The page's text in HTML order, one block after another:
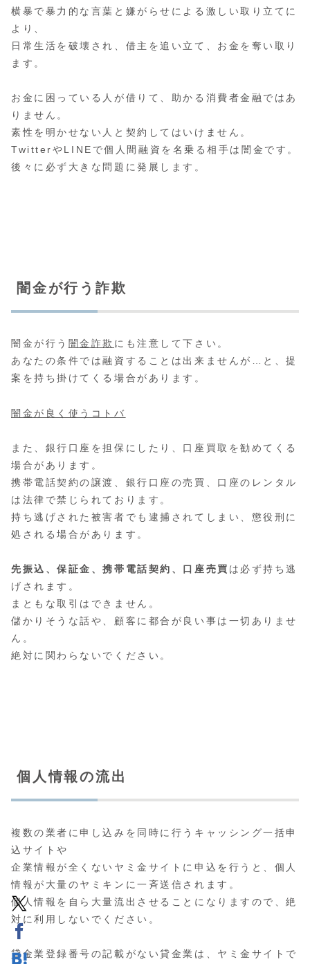
横暴で暴力的な言葉と嫌がらせによる激しい取り立てに
より、
日常生活を破壊され、借主を追い立て、お金を奪い取り
ます。
お金に困っている人が借りて、助かる消費者金融ではあ
りません。
素性を明かせない人と契約してはいけません。
TwitterやLINEで個人間融資を名乗る相手は闇金です。
後々に必ず大きな問題に発展します。
闇金が行う詐欺
闇金が行う 闇金詐欺 にも注意して下さい。
あなたの条件では融資することは出来ませんが…と、提
案を持ち掛けてくる場合があります。
闇金が良く使うコトバ
また、銀行口座を担保にしたり、口座買取を勧めてくる
場合があります。
携帯電話契約の譲渡、銀行口座の売買、口座のレンタル
は法律で禁じられております。
持ち逃げされた被害者でも逮捕されてしまい、懲役刑に
処される場合があります。
先振込、保証金、携帯電話契約、口座売買 は必ず持ち逃
げされます。
まともな取引はできません。
儲かりそうな話や、顧客に都合が良い事は一切ありませ
ん。
絶対に関わらないでください。
個人情報の流出
複数の業者に申し込みを同時に行うキャッシング一括申
込サイトや
企業情報が全くないヤミ金サイトに申込を行うと、個人
情報が大量のヤミキンに一斉送信されます。
個人情報を自ら大量流出させることになりますので、絶
対に利用しないでください。
貸金業登録番号の記載がない貸金業は、ヤミ金サイトで